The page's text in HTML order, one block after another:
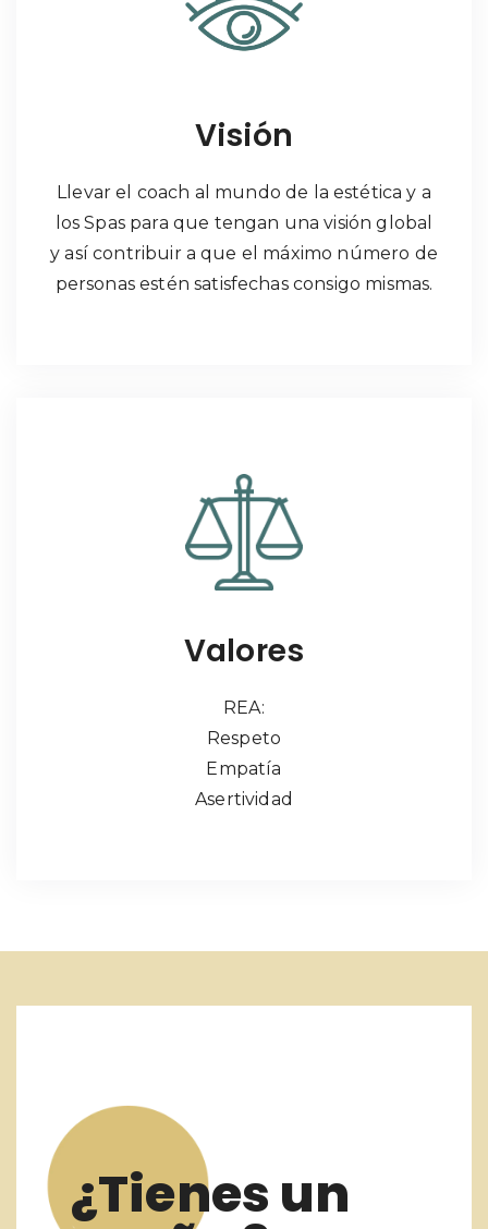
Visión
Llevar el coach al mundo de la estética y a
los Spas para que tengan una visión global
y así contribuir a que el máximo número de
personas estén satisfechas consigo mismas.
Valores
REA:
Respeto
Empatía
Asertividad
¿Tienes un